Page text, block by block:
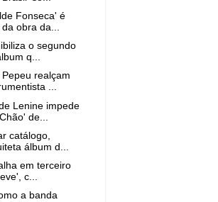
Fonseca' é
obra da...
o segundo
q...
realçam
...
Lenine impede
de...
catálogo,
álbum d...
em terceiro
c...
a banda